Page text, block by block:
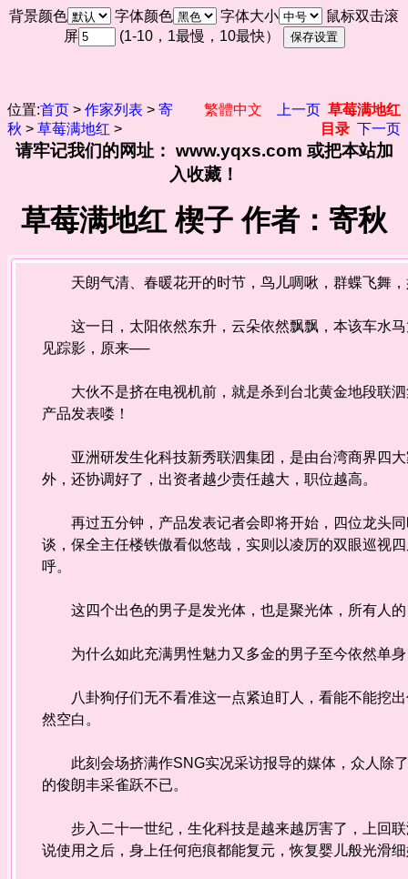
背景颜色 字体颜色 字体大小
鼠标双击滚
屏
(1-10，1最慢，10最快）
位置:首页 > 作家列表 > 寄
秋 > 草莓满地红 >
繁體中文 上一页 草莓满地红
目录 下一页
请牢记我们的网址： www.yqxs.com 或把本站加
入收藏！
草莓满地红 楔子 作者：寄秋
天朗气清、春暖花开的时节，鸟儿啁啾，群蝶飞舞
这一日，太阳依然东升，云朵依然飘飘，本该车水马
见踪影，原来──
大伙不是挤在电视机前，就是杀到台北黄金地段联泗
产品发表喽！
亚洲研发生化科技新秀联泗集团，是由台湾商界四大
外，还协调好了，出资者越少责任越大，职位越高。
再过五分钟，产品发表记者会即将开始，四位龙头同
谈，保全主任楼铁傲看似悠哉，实则以凌厉的双眼巡视
呼。
这四个出色的男子是发光体，也是聚光体，所有人
为什么如此充满男性魅力又多金的男子至今依然单
八卦狗仔们无不看准这一点紧迫盯人，看能不能挖出
然空白。
此刻会场挤满作SNG实况采访报导的媒体，众人除了
的俊朗丰采雀跃不已。
步入二十一世纪，生化科技是越来越厉害了，上回联
说使用之后，身上任何疤痕都能复元，恢复婴儿般光滑